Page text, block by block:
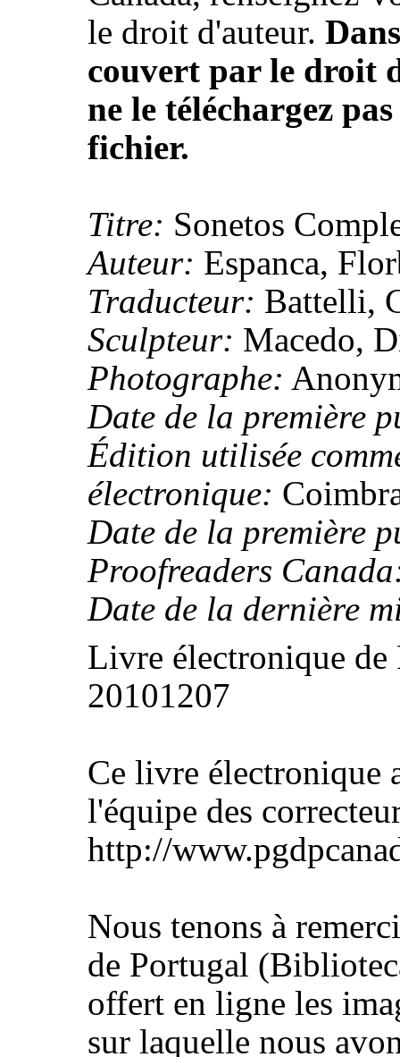
le droit d'auteur.
couvert par le droit
ne le téléchargez
fichier.
Titre: Sonetos
Auteur: Espanca,
Traducteur: Battelli,
Sculpteur: Macedo,
Photographe:
Date de la première
Édition utilisée
électronique:
Date de la première
Proofreaders
Date de la dernière
Livre électronique de
20101207
Ce livre électronique
l'équipe des
http://
Nous tenons à
de Portugal
offert en ligne les
sur laquelle nous